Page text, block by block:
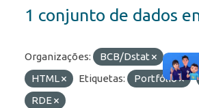
1 conjunto de dados
Organizações: BCB/Dstat
HTML
Etiquetas: Portfólio
RDE